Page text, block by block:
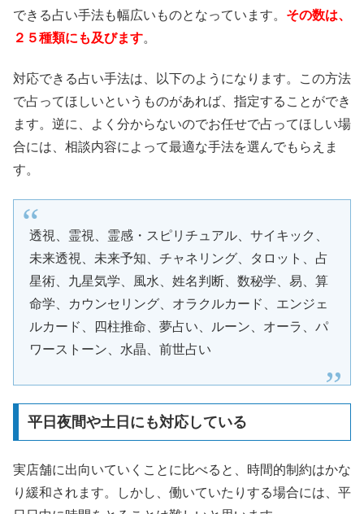
できる占い手法も幅広いものとなっています。 その数は、
２５種類にも及びます。
対応できる占い手法は、以下のようになります。この方法
で占ってほしいというものがあれば、指定することができ
ます。逆に、よく分からないのでお任せで占ってほしい場
合には、相談内容によって最適な手法を選んでもらえま
す。
透視、霊視、霊感・スピリチュアル、サイキック、
未来透視、未来予知、チャネリング、タロット、占
星術、九星気学、風水、姓名判断、数秘学、易、算
命学、カウンセリング、オラクルカード、エンジェ
ルカード、四柱推命、夢占い、ルーン、オーラ、パ
ワーストーン、水晶、前世占い
平日夜間や土日にも対応している
実店舗に出向いていくことに比べると、時間的制約はかな
り緩和されます。しかし、働いていたりする場合には、平